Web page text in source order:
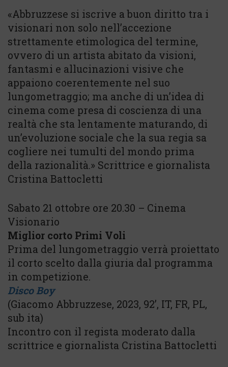
«Abbruzzese si iscrive a buon diritto tra i
visionari non solo nell’accezione
strettamente etimologica del termine,
ovvero di un artista abitato da visioni,
fantasmi e allucinazioni visive che
appaiono coerentemente nel suo
lungometraggio; ma anche di un’idea di
cinema come presa di coscienza di una
realtà che sta lentamente maturando, di
un’evoluzione sociale che la sua regia sa
cogliere nei tumulti del mondo prima
della razionalità.» Scrittrice e giornalista
Cristina Battocletti
Sabato 21 ottobre ore 20.30 – Cinema
Visionario
Miglior corto Primi Voli
Prima del lungometraggio verrà proiettato
il corto scelto dalla giuria dal programma
in competizione.
Disco Boy
(Giacomo Abbruzzese, 2023, 92’, IT, FR, PL,
sub ita)
Incontro con il regista moderato dalla
scrittrice e giornalista Cristina Battocletti